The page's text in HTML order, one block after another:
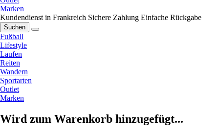
Marken
Kundendienst in Frankreich Sichere Zahlung Einfache Rückgabe
Suchen
Fußball
Lifestyle
Laufen
Reiten
Wandern
Sportarten
Outlet
Marken
Wird zum Warenkorb hinzugefügt...